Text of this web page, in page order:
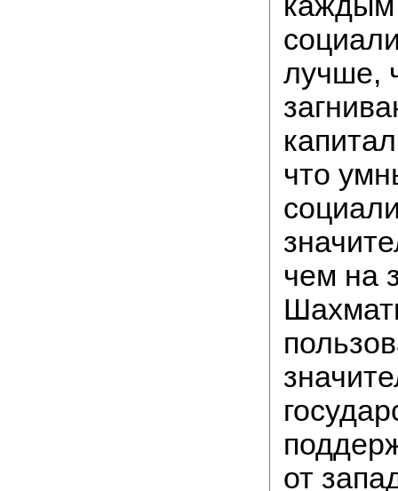
лучше,
что
чем на
от